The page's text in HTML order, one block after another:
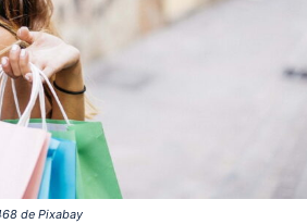
de Pixabay